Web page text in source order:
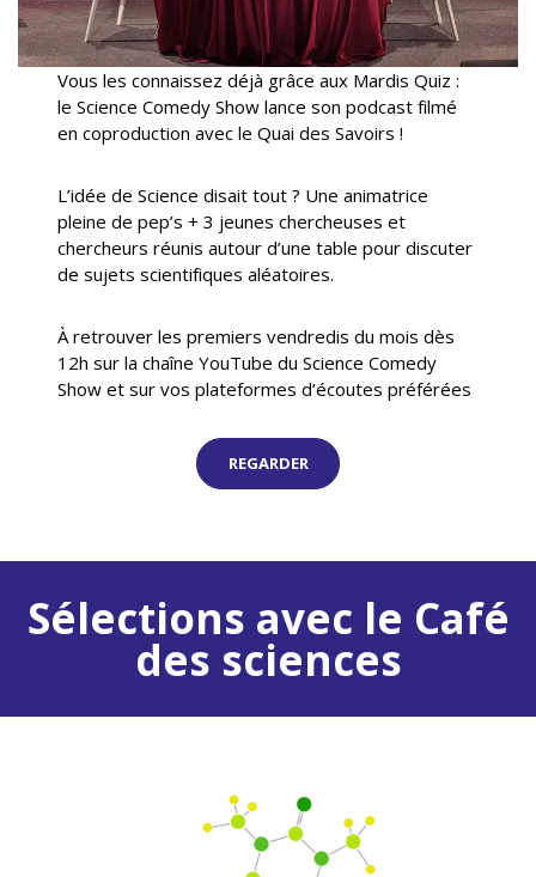
Vous les connaissez déjà grâce aux Mardis Quiz :
le Science Comedy Show lance son podcast filmé
en coproduction avec le Quai des Savoirs !
L’idée de Science disait tout ? Une animatrice
pleine de pep’s + 3 jeunes chercheuses et
chercheurs réunis autour d’une table pour discuter
de sujets scientifiques aléatoires.
À retrouver les premiers vendredis du mois dès
12h sur la chaîne YouTube du Science Comedy
Show et sur vos plateformes d’écoutes préférées
REGARDER
Sélections avec le Café
des sciences